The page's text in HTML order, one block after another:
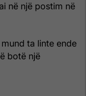
në një postim në
ta linte ende
botë një